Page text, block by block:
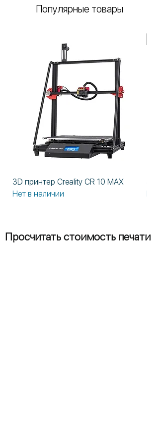
Популярные товары
3D принтер Creality CR 10 MAX
Нет в наличии
Просчитать стоимость печати